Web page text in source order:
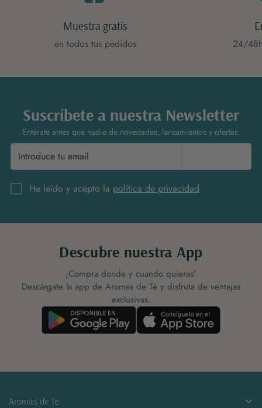
Muestra gratis
en todos tus pedidos 24/
Suscríbete a nuestra Newsletter
Entérate antes que nadie de novedades, lanzamientos y ofertas.
He leído y acepto la política de privacidad
Descubre nuestra App
¡Compra donde y cuando quieras!
Descárgate la app de Aromas de Té y disfruta de ventajas
exclusivas.
Aromas de Té